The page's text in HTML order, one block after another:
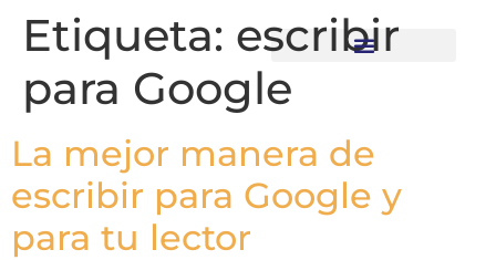
Etiqueta: escribir
para Google
La mejor manera de
escribir para Google y
para tu lector